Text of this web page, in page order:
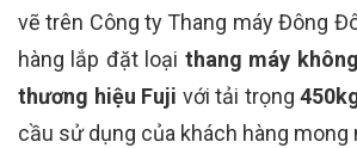
vẽ trên Công ty Thang máy Đông
hàng lắp đặt loại thang máy
thương hiệu Fuji với tải trọng
cầu sử dụng của khách hàng mong